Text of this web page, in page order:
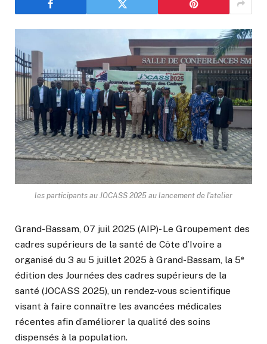
les participants au JOCASS 2025 au lancement de l'atelier
Grand-Bassam, 07 juil 2025 (AIP)- Le Groupement des
cadres supérieurs de la santé de Côte d’Ivoire a
organisé du 3 au 5 juillet 2025 à Grand-Bassam, la 5ᵉ
édition des Journées des cadres supérieurs de la
santé (JOCASS 2025), un rendez-vous scientifique
visant à faire connaître les avancées médicales
récentes afin d’améliorer la qualité des soins
dispensés à la population.